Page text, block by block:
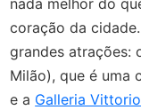
nada melhor do
coração da
grandes atrações:
Milão), que é uma
e a Galleria